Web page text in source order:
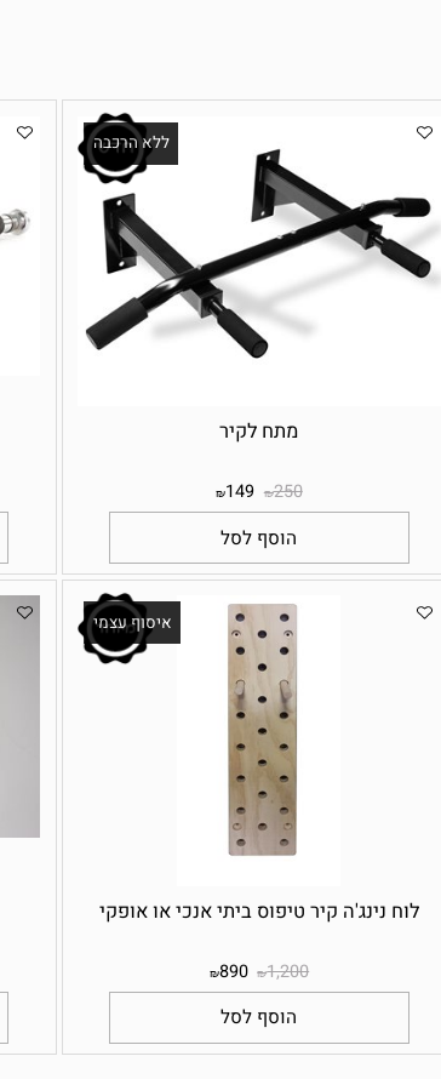
ללא הרכבה
מתח לקיר
₪250
₪149
הוסף לסל
לוח נינג'ה קיר טיפוס ביתי אנכי או אופקי
₪1,200
₪890